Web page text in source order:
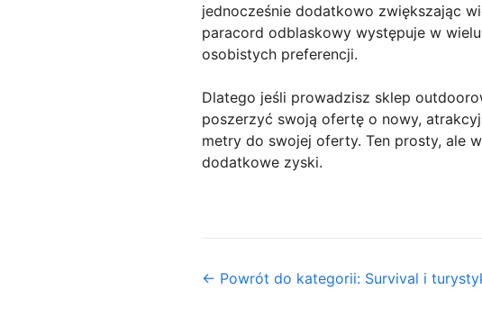
jednocześnie dodatkowo zwiększając
paracord odblaskowy występuje w
osobistych preferencji.
Dlatego jeśli prowadzisz sklep
poszerzyć swoją ofertę o nowy,
metry do swojej oferty. Ten prosty, ale
dodatkowe zyski.
← Powrót do kategorii: Survival i